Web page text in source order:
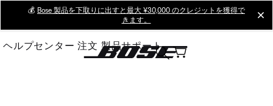
Main
💰 Bose 製品を下取りに出すと最大 ¥30,000 のクレジットを獲得で
きます。
ヘルプセンター 注文 製品サポート